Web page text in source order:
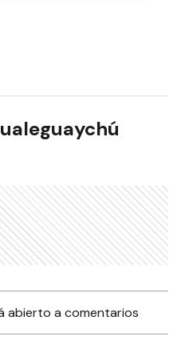
abierto a comentarios